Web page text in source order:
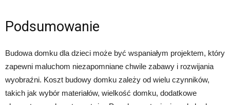
Podsumowanie
Budowa domku dla dzieci może być wspaniałym projektem, który
zapewni maluchom niezapomniane chwile zabawy i rozwijania
wyobraźni. Koszt budowy domku zależy od wielu czynników,
takich jak wybór materiałów, wielkość domku, dodatkowe